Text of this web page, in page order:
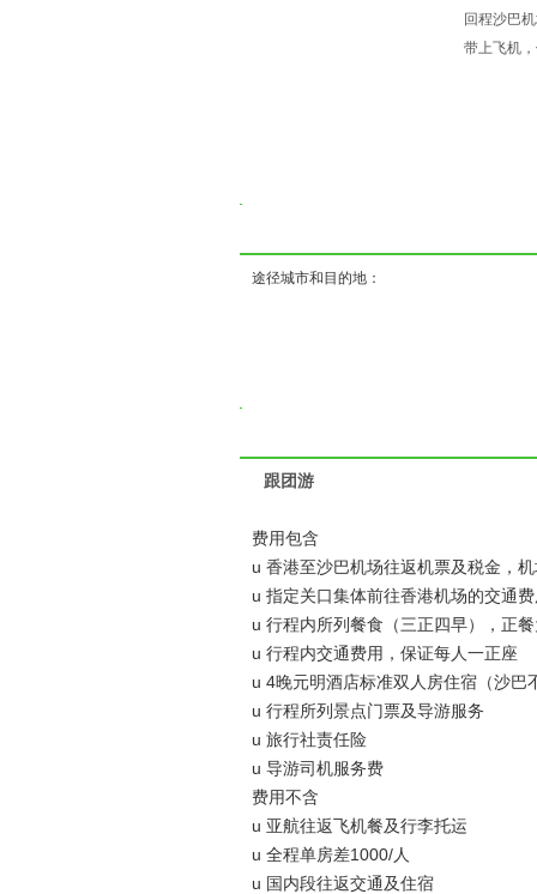
回程沙巴
带上飞机
途径城市和目的地：
跟团游
费用包含
u 香港至沙巴机场往返机票及税金，
u 指定关口集体前往香港机场的交通
u 行程内所列餐食（三正四早），正
u 行程内交通费用，保证每人一正座
u 4晚元明酒店标准双人房住宿（沙
u 行程所列景点门票及导游服务
u 旅行社责任险
u 导游司机服务费
费用不含
u 亚航往返飞机餐及行李托运
u 全程单房差1000/人
u 国内段往返交通及住宿